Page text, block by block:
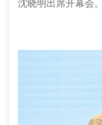
沈晓明出席开幕会。